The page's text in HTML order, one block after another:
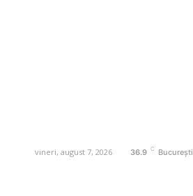
vineri, august 7, 2026 36.9 C București